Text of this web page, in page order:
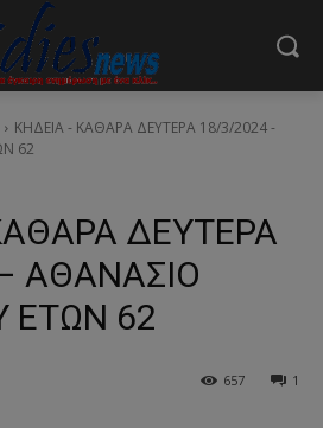
ΚΗΔΕΙΑ - ΚΑΘΑΡΑ ΔΕΥΤΕΡΑ 18/3/2024 -
62
ΔΕΥΤΕΡΑ
ΑΘΑΝΑΣΙΟ
62
1
657